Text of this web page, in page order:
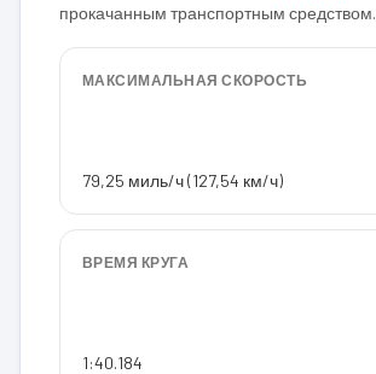
прокачанным транспортным средством.
МАКСИМАЛЬНАЯ СКОРОСТЬ
79,25 миль/ч (127,54 км/ч)
ВРЕМЯ КРУГА
1:40.184